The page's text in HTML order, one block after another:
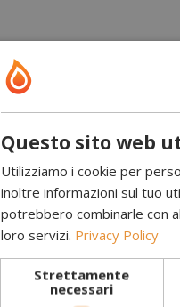
Questo sito web
Utilizziamo i cookie per
inoltre informazioni sul tuo
potrebbero combinarle con
loro servizi. Privacy Policy
Strettamente
necessari